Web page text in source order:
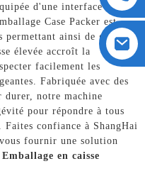
d'une interface
Case Packer est
ainsi de gagner
élevée accroît la
facilement les
Fabriquée avec des
durer, notre machine
pour répondre à tous
confiance à ShangHai
fournir une solution
Emballage en caisse